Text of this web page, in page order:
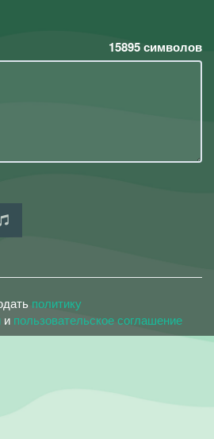
15895символов
политику
и пользовательское соглашение